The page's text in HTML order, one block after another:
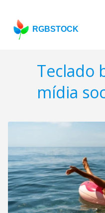
RGBSTOCK
Teclado
mídia